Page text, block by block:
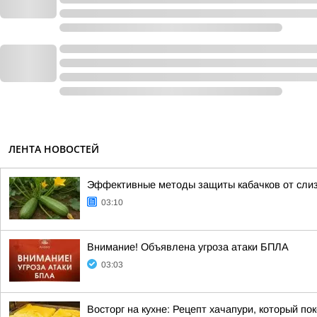
ЛЕНТА НОВОСТЕЙ
Эффективные методы защиты кабачков от
03:10
Внимание! Объявлена угроза атаки БПЛА
03:03
Восторг на кухне: Рецепт хачапури, который